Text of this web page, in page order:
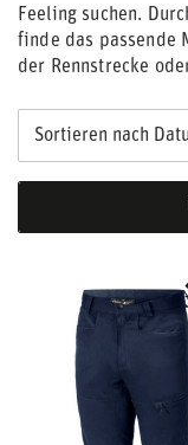
Feeling suchen.
finde das passende
der Rennstrecke
Sortieren nach